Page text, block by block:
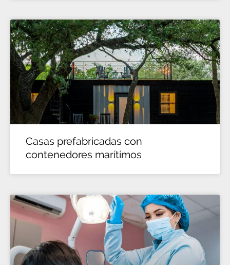
Casas prefabricadas con
contenedores marítimos